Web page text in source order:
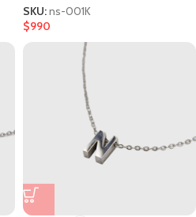
SKU:ns-001K
$990